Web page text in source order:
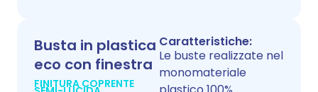
Busta in plastica
eco con finestra
FINITURA COPRENTE
Caratteristiche:
Le buste realizzate nel
monomateriale